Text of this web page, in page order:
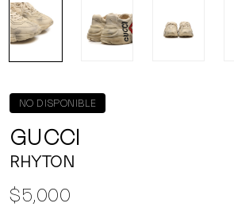
NO DISPONIBLE
GUCCI
RHYTON
$5,000